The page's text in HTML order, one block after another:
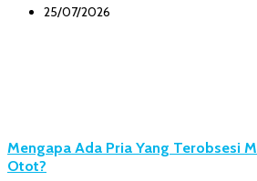
25/07/2026
Mengapa Ada Pria Yang Terobsesi
Otot?